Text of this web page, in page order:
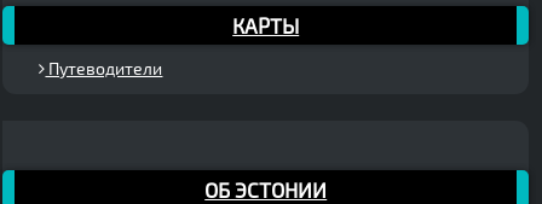
КАРТЫ
Путеводители
ОБ ЭСТОНИИ